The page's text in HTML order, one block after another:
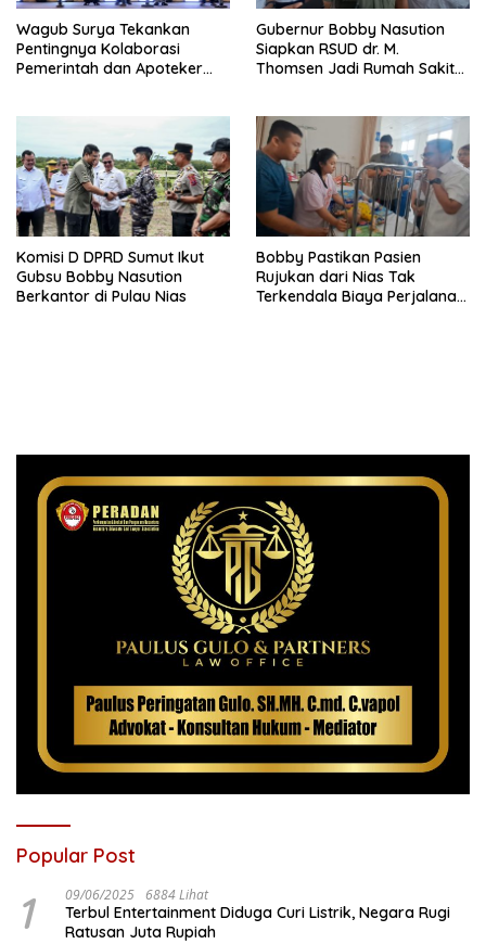
Wagub Surya Tekankan
Pentingnya Kolaborasi
Pemerintah dan Apoteker
Gubernur Bobby Nasution
Siapkan RSUD dr. M.
Thomsen Jadi Rumah Sakit
Komisi D DPRD Sumut Ikut
Gubsu Bobby Nasution
Berkantor di Pulau Nias
Bobby Pastikan Pasien
Rujukan dari Nias Tak
Terkendala Biaya Perjalanan
Popular Post
1 09/06/2025 6884 Lihat
Terbul Entertainment Diduga Curi Listrik, Negara Rugi
Ratusan Juta Rupiah